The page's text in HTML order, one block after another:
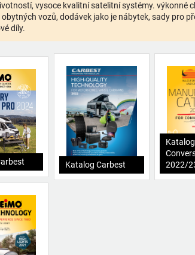
vysoce kvalitní satelitní systémy. výkonné
vozů, dodávek jako je nábytek, sady pro
díly.
Katalog Carbest
2022/